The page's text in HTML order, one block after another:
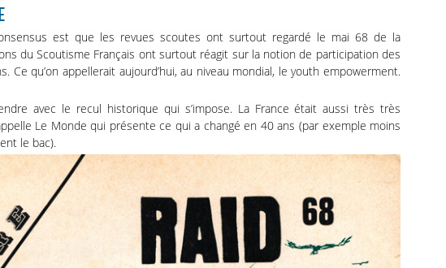
est que les revues scoutes ont surtout regardé le mai 68 de la
du Scoutisme Français ont surtout réagit sur la notion de participation des
Ce qu’on appellerait aujourd’hui, au niveau mondial, le youth empowerment.
avec le recul historique qui s’impose. La France était aussi très très
Le Monde qui présente ce qui a changé en 40 ans (par exemple moins
le bac).